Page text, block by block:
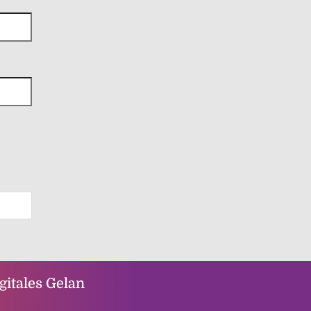
Gelan